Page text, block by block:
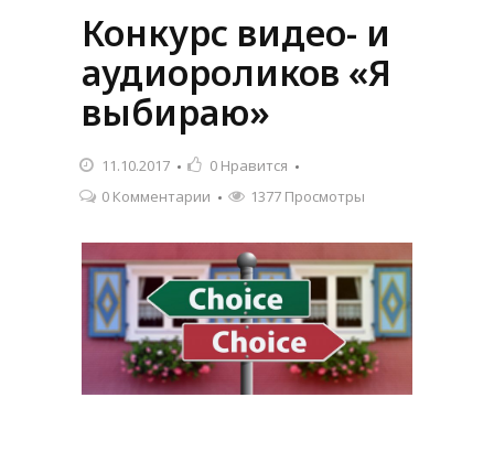
Конкурс видео- и
аудиороликов «Я
выбираю»
11.10.2017 0 Нравится
0 Комментарии
1377 Просмотры